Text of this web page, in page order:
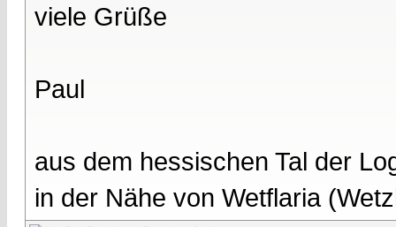
viele Grüße
Paul
aus dem hessischen Tal der
in der Nähe von Wetflaria